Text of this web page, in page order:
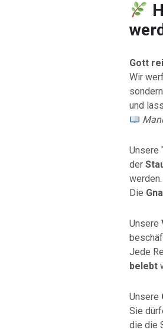
Gott
Wir
und
Unsere
der
werden.
Die
Unsere
Jede
belebt
Unsere
Sie
die die